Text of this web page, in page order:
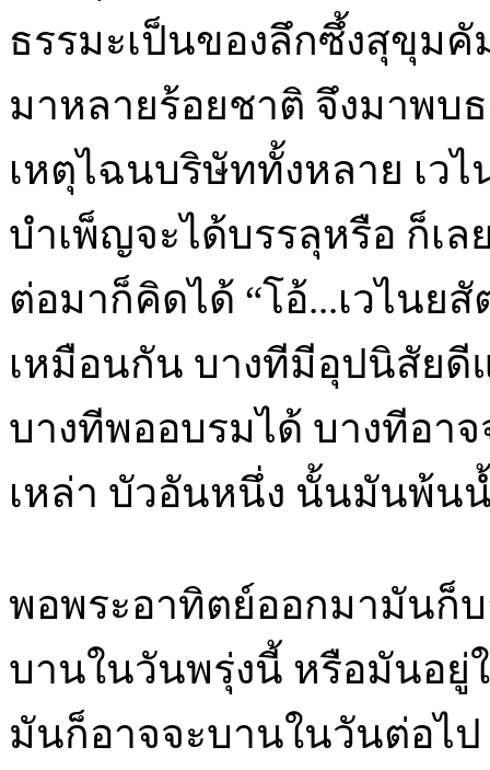
ธรรมะเป็นของลึกซึ้งสุขุม
มาหลายร้อยชาติ จึงมาพบ
เหตุไฉนบริษัททั้งหลาย เว
บำเพ็ญจะได้บรรลุหรือ ก็เล
ต่อมาก็คิดได้ “โอ้...เวไนย
เหมือนกัน บางทีมีอุปนิสัยดี
บางทีพออบรมได้ บางทีอา
เหล่า บัวอันหนึ่ง นั้นมันพ้น
พอพระอาทิตย์ออกมามันก็
บานในวันพรุ่งนี้ หรือมันอยู่
มันก็อาจจะบานในวันต่อไ